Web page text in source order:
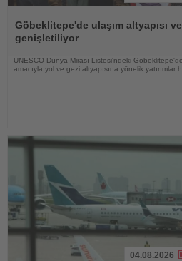
Oku
Göbeklitepe'de ulaşım altyapısı
genişletiliyor
UNESCO Dünya Mirası Listesi'ndeki
amacıyla yol ve gezi altyapısına yönelik yatırımlar
04.08.2026